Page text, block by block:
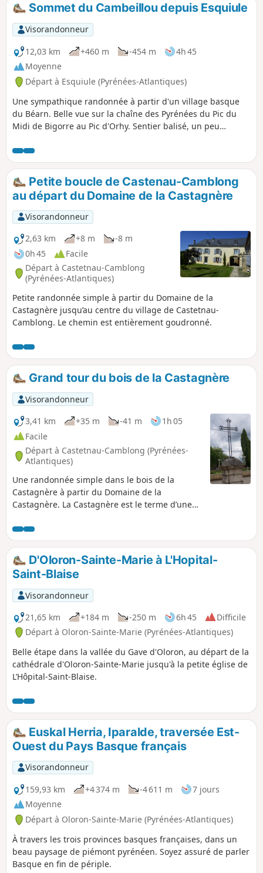
Sommet du Cambeillou depuis Esquiule
Visorandonneur
12,03 km
+460 m -454 m
4h 45
Moyenne
Départ à Esquiule (Pyrénées-Atlantiques)
Une sympathique randonnée à partir d'un village basque
du Béarn. Belle vue sur la chaîne des Pyrénées du Pic du
Midi de Bigorre au Pic d'Orhy. Sentier balisé, un peu
du parcours.
Petite boucle de Castenau-Camblong
au départ du Domaine de la Castagnère
Visorandonneur
2,63 km
+8 m
-8 m
0h 45
Facile
Départ à Castetnau-Camblong
(Pyrénées-Atlantiques)
Petite randonnée simple à partir du Domaine de la
Castagnère jusqu’au centre du village de Castetnau-
Camblong. Le chemin est entièrement goudronné.
Grand tour du bois de la Castagnère
Visorandonneur
3,41 km
+35 m -41 m
1h 05
Facile
Départ à Castetnau-Camblong (Pyrénées-
Atlantiques)
Une randonnée simple dans le bois de la
Castagnère à partir du Domaine de la
Castagnère. La Castagnère est le terme d’une
conclurez que ce bois est essentiellement
composé de marronniers, de châtaigners, mais
pas que…
D'Oloron-Sainte-Marie à L'Hopital-
Saint-Blaise
Visorandonneur
21,65 km
+184 m -250 m 6h 45
Difficile
Départ à Oloron-Sainte-Marie (Pyrénées-Atlantiques)
Belle étape dans la vallée du Gave d'Oloron, au départ de la
cathédrale d'Oloron-Sainte-Marie jusqu'à la petite église de
L’Hôpital-Saint-Blaise.
Euskal Herria, Iparalde, traversée Est-
Ouest du Pays Basque français
Visorandonneur
159,93 km
+4 374 m -4 611 m
7 jours
Moyenne
Départ à Oloron-Sainte-Marie (Pyrénées-Atlantiques)
À travers les trois provinces basques françaises, dans un
beau paysage de piémont pyrénéen. Soyez assuré de parler
Basque en fin de périple.